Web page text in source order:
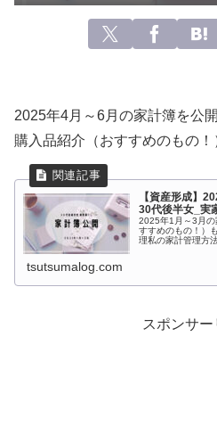
2025年4月～6月の家計簿を公開
購入品紹介（おすすめのもの！
【資産形成】
30代後半女_実
2025年1月～3月の
すすめのもの！）
理私の家計管理方
tsutsumalog.com
スポンサー